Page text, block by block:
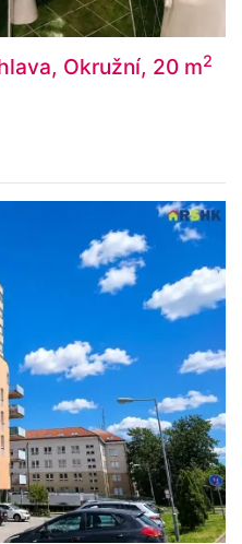
Okružní, 20 m2